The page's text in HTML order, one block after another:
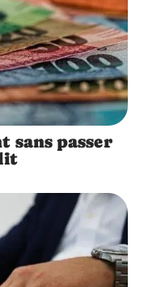
sans passer